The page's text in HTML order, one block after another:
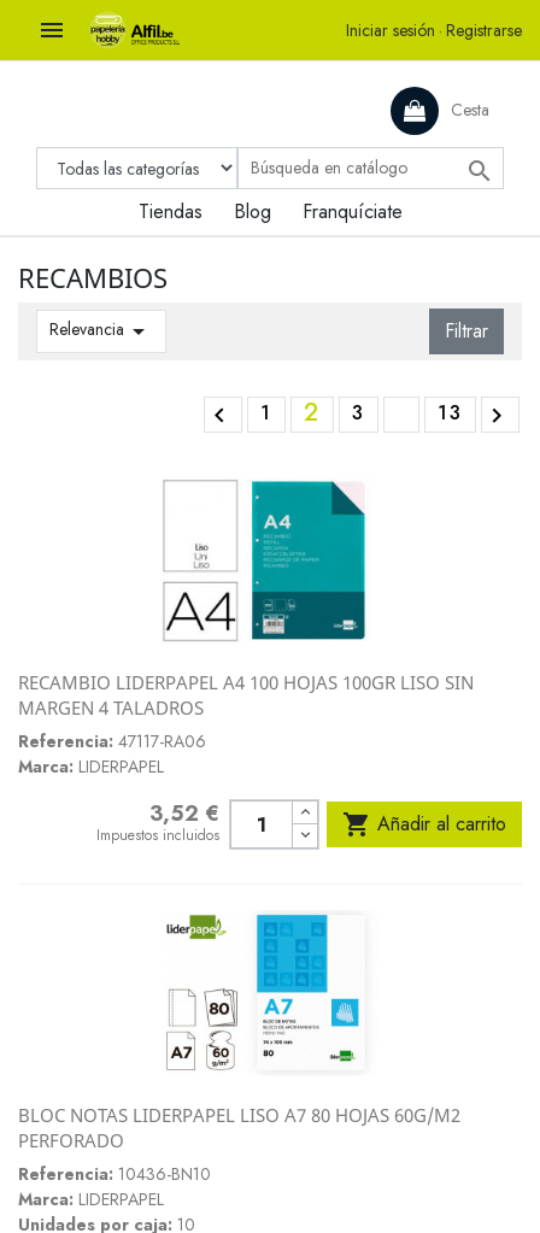
 Iniciar sesión · Registrarse
Cesta

Tiendas Blog Franquíciate
RECAMBIOS
Relevancia  Filtrar
 1 2 3 13 
RECAMBIO LIDERPAPEL A4 100 HOJAS 100GR LISO SIN
MARGEN 4 TALADROS
Referencia: 47117-RA06
Marca: LIDERPAPEL
3,52 €
Impuestos incluidos  Añadir al carrito
BLOC NOTAS LIDERPAPEL LISO A7 80 HOJAS 60G/M2
PERFORADO
Referencia: 10436-BN10
Marca: LIDERPAPEL
Unidades por caja: 10